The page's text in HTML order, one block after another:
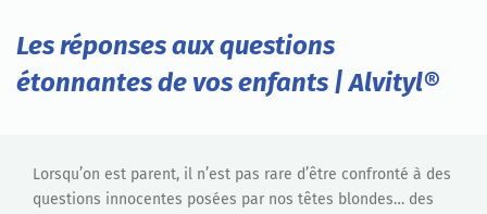
Les réponses aux questions
étonnantes de vos enfants | Alvityl®
Lorsqu’on est parent, il n’est pas rare d’être confronté à des
questions innocentes posées par nos têtes blondes… des